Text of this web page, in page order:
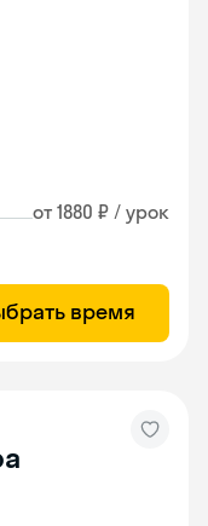
от 1880 ₽ / урок
время